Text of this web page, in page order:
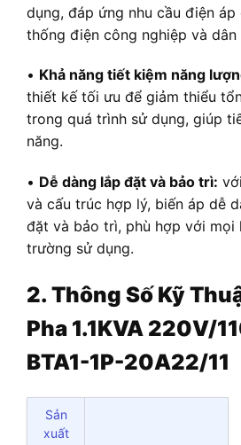
dụng, đáp ứng nhu cầu điện
thống điện công nghiệp và dân
• Khả năng tiết kiệm năng
thiết kế tối ưu để giảm thiểu
trong quá trình sử dụng, giúp
năng.
• Dễ dàng lắp đặt và bảo trì:
và cấu trúc hợp lý, biến áp dễ
đặt và bảo trì, phù hợp với mọi
trường sử dụng.
2. Thông Số Kỹ
Pha 1.1KVA 220V/
BTA1-1P-20A22/11
Sản
xuất